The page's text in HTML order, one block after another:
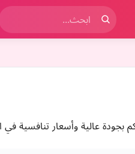
بجودة عالية وأسعار تنافسية في